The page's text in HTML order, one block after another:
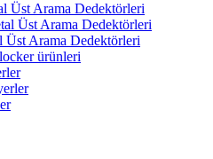
Üst Arama Dedektörleri
Üst Arama Dedektörleri
Üst Arama Dedektörleri
ürünleri